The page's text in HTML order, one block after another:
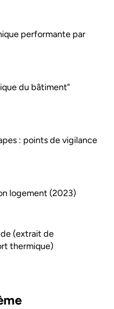
performante par
du bâtiment”
: points de vigilance
logement (2023)
(extrait de
thermique)